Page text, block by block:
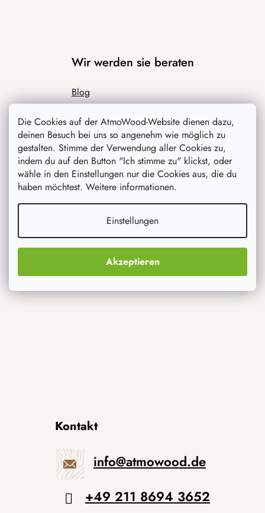
Die Cookies auf der AtmoWood-Website dienen dazu,
deinen Besuch bei uns so angenehm wie möglich zu
gestalten. Stimme der Verwendung aller Cookies zu,
indem du auf den Button "Ich stimme zu" klickst, oder
wähle in den Einstellungen nur die Cookies aus, die du
haben möchtest. Weitere informationen.
Einstellungen
Akzeptieren
Wir werden sie beraten
Blog
Was interessiert dich am meisten
Originelle Geschenke
Kontakt
info@atmowood.de
+49 211 8694 3652